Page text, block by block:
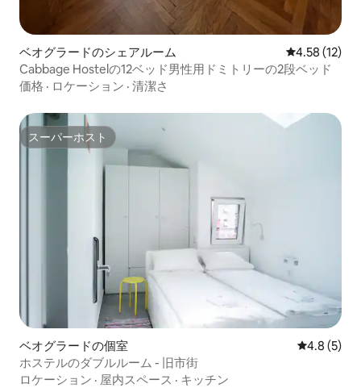
ベオグラードのシェアルーム レビュー12
4.58 (12)
Cabbage Hostelの12ベッド男性用ドミトリーの2段ベッド
価格 · ロケーション · 清潔さ
スーパーホスト
スーパーホスト
ベオグラードの個室 レビュー5
4.8 (5)
ホステルのダブルルーム - 旧市街
ロケーション · 屋内スペース · キッチン